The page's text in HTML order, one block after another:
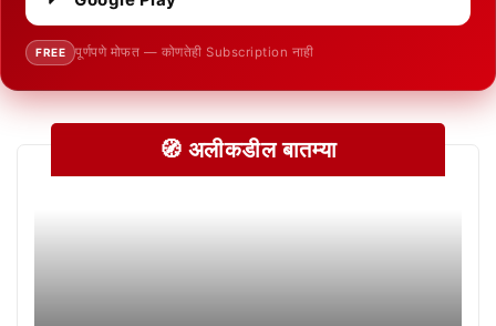
FREE पूर्णपणे मोफत — कोणतेही Subscription नाही
🧭 अलीकडील बातम्या